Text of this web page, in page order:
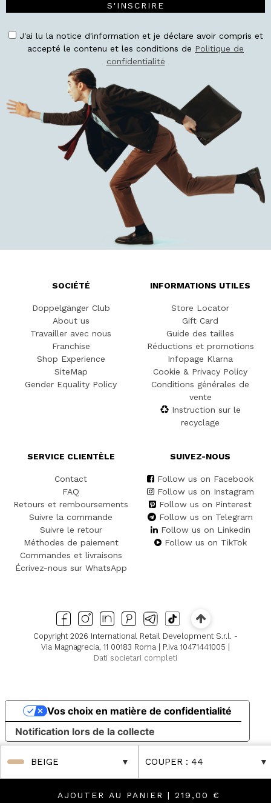
BEIGE COUPER : 44
AJOUTER AU PANIER | 219,00 €
S'INSCRIRE
J'ai lu la notice d'information et je déclare avoir compris et
accepté le contenu et les conditions de Politique de
confidentialité
SOCIÉTÉ
Doppelgänger Club
About us
Travailler avec nous
Franchise
Shop Experience
SiteMap
Gender Equality Policy
INFORMATIONS UTILES
Store Locator
Gift Card
Guide des tailles
Réductions et promotions
Infopage Klarna
Cookie & Privacy Policy
Conditions générales de
vente
Instruction sur le
recyclage
SERVICE CLIENTÈLE
Contact
FAQ
Retours et remboursements
Suivre la commande
Suivre le retour
Méthodes de paiement
Commandes et livraisons
Écrivez-nous sur WhatsApp
SUIVEZ-NOUS
Follow us on Facebook
Follow us on Instagram
Follow us on Pinterest
Follow us on Telegram
Follow us on Linkedin
Follow us on TikTok
Copyright 2026 International Retail Development S.r.l. -
Via Magnagrecia, 11 00183 Roma | P.iva 10471441005 |
Dati societari completi
Notification lors de la collecte
Vos choix en matière de confidentialité